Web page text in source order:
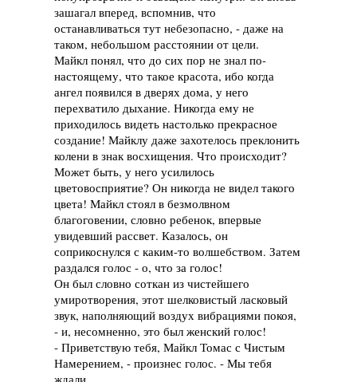
зашагал вперед, вспомнив, что
останавливаться тут небезопасно, - даже на
таком, небольшом расстоянии от цели.
Майкл понял, что до сих пор не знал по-
настоящему, что такое красота, ибо когда
ангел появился в дверях дома, у него
перехватило дыхание. Никогда ему не
приходилось видеть настолько прекрасное
создание! Майклу даже захотелось преклонить
колени в знак восхищения. Что происходит?
Может быть, у него усилилось
цветовосприятие? Он никогда не видел такого
цвета! Майкл стоял в безмолвном
благоговении, словно ребенок, впервые
увидевший рассвет. Казалось, он
соприкоснулся с каким-то волшебством. Затем
раздался голос - о, что за голос!
Он был словно соткан из чистейшего
умиротворения, этот шелковистый ласковый
звук, наполняющий воздух вибрациями покоя,
- и, несомненно, это был женский голос!
- Приветствую тебя, Майкл Томас с Чистым
Намерением, - произнес голос. - Мы тебя
ждали.